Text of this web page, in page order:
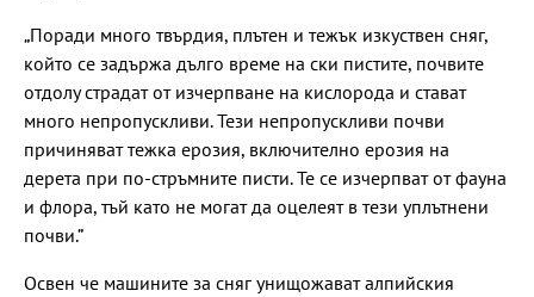
„Поради много твърдия, плътен и тежък изкуствен сняг,
който се задържа дълго време на ски пистите, почвите
отдолу страдат от изчерпване на кислорода и стават
много непропускливи. Тези непропускливи почви
причиняват тежка ерозия, включително ерозия на
дерета при по-стръмните писти. Те се изчерпват от фауна
и флора, тъй като не могат да оцелеят в тези уплътнени
почви.”
Освен че машините за сняг унищожават алпийския